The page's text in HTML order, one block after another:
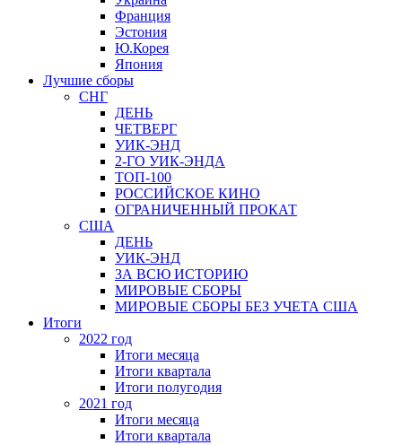
Франция
Эстония
Ю.Корея
Япония
Лучшие сборы
СНГ
ДЕНЬ
ЧЕТВЕРГ
УИК-ЭНД
2-ГО УИК-ЭНДА
ТОП-100
РОССИЙСКОЕ КИНО
ОГРАНИЧЕННЫЙ ПРОКАТ
США
ДЕНЬ
УИК-ЭНД
ЗА ВСЮ ИСТОРИЮ
МИРОВЫЕ СБОРЫ
МИРОВЫЕ СБОРЫ БЕЗ УЧЕТА США
Итоги
2022 год
Итоги месяца
Итоги квартала
Итоги полугодия
2021 год
Итоги месяца
Итоги квартала